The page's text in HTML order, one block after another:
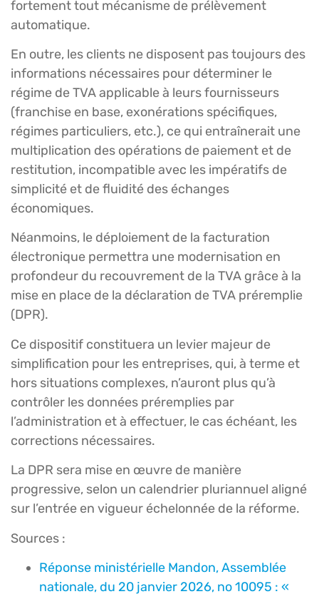
fortement tout mécanisme de prélèvement
automatique.
En outre, les clients ne disposent pas toujours des
informations nécessaires pour déterminer le
régime de TVA applicable à leurs fournisseurs
(franchise en base, exonérations spécifiques,
régimes particuliers, etc.), ce qui entraînerait une
multiplication des opérations de paiement et de
restitution, incompatible avec les impératifs de
simplicité et de fluidité des échanges
économiques.
Néanmoins, le déploiement de la facturation
électronique permettra une modernisation en
profondeur du recouvrement de la TVA grâce à la
mise en place de la déclaration de TVA préremplie
(DPR).
Ce dispositif constituera un levier majeur de
simplification pour les entreprises, qui, à terme et
hors situations complexes, n’auront plus qu’à
contrôler les données préremplies par
l’administration et à effectuer, le cas échéant, les
corrections nécessaires.
La DPR sera mise en œuvre de manière
progressive, selon un calendrier pluriannuel aligné
sur l’entrée en vigueur échelonnée de la réforme.
Sources :
Réponse ministérielle Mandon, Assemblée
nationale, du 20 janvier 2026, no 10095 : «